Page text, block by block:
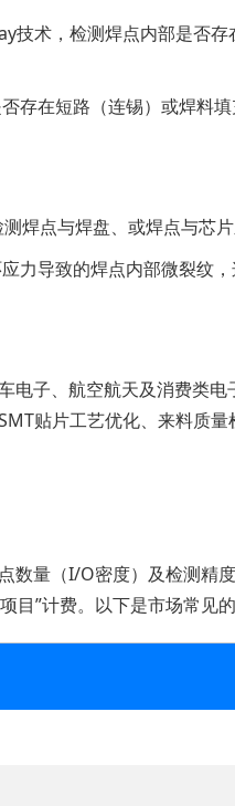
技术，检测焊点内部是否
存在短路（连锡）或焊料填
焊点与焊盘、或焊点与芯
力导致的焊点内部微裂纹
电子、航空航天及消费类
贴片工艺优化、来料质
数量（I/O密度）及检测精
目”计费。以下是市场常见